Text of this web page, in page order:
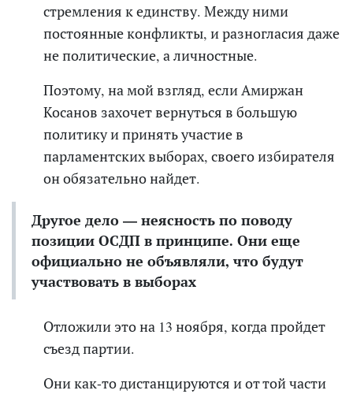
стремления к единству. Между ними
постоянные конфликты, иразногласия даже
не политические, а личностные.
Поэтому, на мой взгляд, если Амиржан
Косанов захочет вернуться в большую
политику и принять участие в
парламентских выборах, своего избирателя
он обязательно найдет.
Другое дело — неясность по поводу
позиции ОСДП в принципе. Они еще
официально не объявляли, что будут
участвовать в выборах
Отложили это на 13 ноября, когда пройдет
съезд партии.
Они как-то дистанцируются и от той части